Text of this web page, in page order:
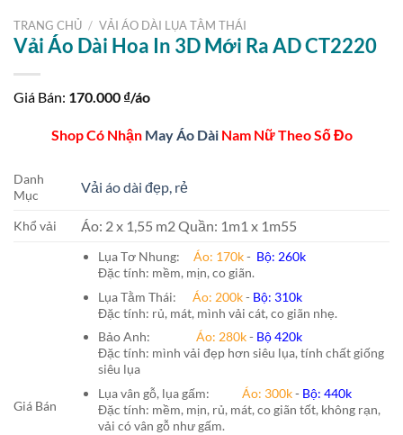
TRANG CHỦ / VẢI ÁO DÀI LỤA TẰM THÁI
Vải Áo Dài Hoa In 3D Mới Ra AD CT2220
Giá Bán: 170.000 ₫/áo
Shop Có Nhận May Áo DàiNam Nữ Theo Số Đo
Danh
Mục
Vải áo dài đẹp, rẻ
Khổ vải Áo: 2 x 1,55 m2 Quần: 1m1 x 1m55
Giá Bán
Lụa Tơ Nhung: Áo: 170k- Bộ: 260k
Đặc tính: mềm, mịn, co giãn.
Lụa Tằm Thái: Áo: 200k- Bộ: 310k
Đặc tính: rủ, mát, mình vải cát, co giãn nhẹ.
Bảo Anh: Áo: 280k- Bộ 420k
Đặc tính: mình vải đẹp hơn siêu lụa, tính chất giống
siêu lụa
Lụa vân gỗ, lụa gấm: Áo: 300k- Bộ: 440k
Đặc tính: mềm, mịn, rủ, mát, co giãn tốt, không rạn,
vải có vân gỗ như gấm.